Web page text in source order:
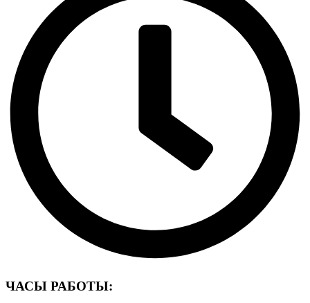
ЧАСЫ РАБОТЫ: